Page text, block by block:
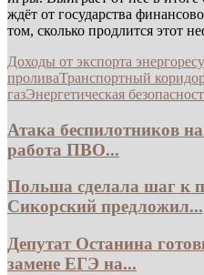
ждёт от государства
том, сколько продлится этот
Доходы от экспорта
проливаТранспортный
газЭнергетическая
Атака беспилотников
работа ПВО...
Польша сделала шаг к
Сикорский предложил...
Депутат Останина
замене ЕГЭ на...